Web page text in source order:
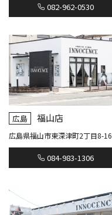
082-962-0530
広島 福山店
広島県福山市東深津町2丁目8-16
084-983-1306